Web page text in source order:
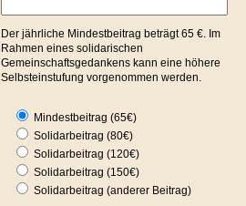
Der jährliche Mindestbeitrag beträgt 65 €. Im
Rahmen eines solidarischen
Gemeinschaftsgedankens kann eine höhere
Selbsteinstufung vorgenommen werden.
Mindestbeitrag (65€)
Solidarbeitrag (80€)
Solidarbeitrag (120€)
Solidarbeitrag (150€)
Solidarbeitrag (anderer Beitrag)